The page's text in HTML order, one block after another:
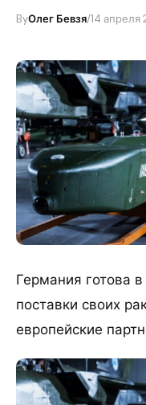
ByОлег Бевзя/14 апреля
Германия готова
поставки своих
европейские